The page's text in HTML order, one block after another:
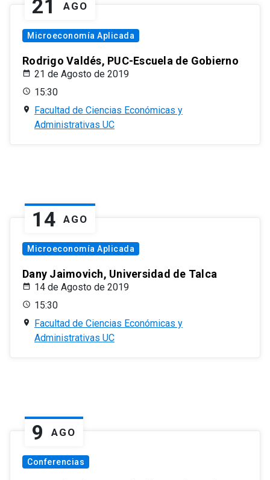
21 AGO
Microeconomía Aplicada
Rodrigo Valdés, PUC-Escuela de Gobierno
21 de Agosto de 2019
15:30
Facultad de Ciencias Económicas y
Administrativas UC
14 AGO
Microeconomía Aplicada
Dany Jaimovich, Universidad de Talca
14 de Agosto de 2019
15:30
Facultad de Ciencias Económicas y
Administrativas UC
9 AGO
Conferencias